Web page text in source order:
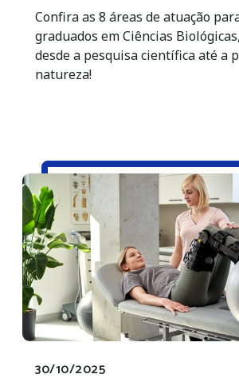
Confira as 8 áreas de atuação
graduados em Ciências
desde a pesquisa científica até a
natureza!
30/10/2025